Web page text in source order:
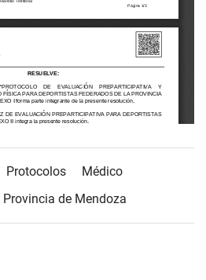
Protocolos
Médico
Provincia de Mendoza